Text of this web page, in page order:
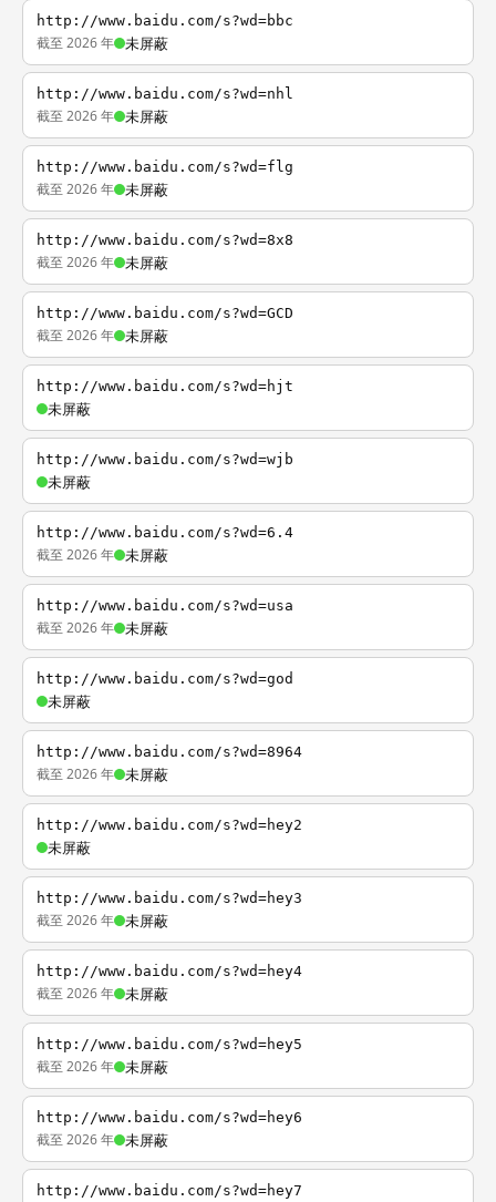
http://www.baidu.com/s?wd=bbc
截至 2026 年 未屏蔽
http://www.baidu.com/s?wd=nhl
截至 2026 年 未屏蔽
http://www.baidu.com/s?wd=flg
截至 2026 年 未屏蔽
http://www.baidu.com/s?wd=8x8
截至 2026 年 未屏蔽
http://www.baidu.com/s?wd=GCD
截至 2026 年 未屏蔽
http://www.baidu.com/s?wd=hjt
未屏蔽
http://www.baidu.com/s?wd=wjb
未屏蔽
http://www.baidu.com/s?wd=6.4
截至 2026 年 未屏蔽
http://www.baidu.com/s?wd=usa
截至 2026 年 未屏蔽
http://www.baidu.com/s?wd=god
未屏蔽
http://www.baidu.com/s?wd=8964
截至 2026 年 未屏蔽
http://www.baidu.com/s?wd=hey2
未屏蔽
http://www.baidu.com/s?wd=hey3
截至 2026 年 未屏蔽
http://www.baidu.com/s?wd=hey4
截至 2026 年 未屏蔽
http://www.baidu.com/s?wd=hey5
截至 2026 年 未屏蔽
http://www.baidu.com/s?wd=hey6
截至 2026 年 未屏蔽
http://www.baidu.com/s?wd=hey7